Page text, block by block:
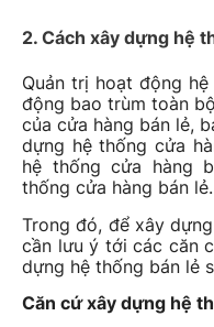
2. Cách xây dựng hệ
Quản trị hoạt động
động bao trùm toàn
của cửa hàng bán lẻ,
dựng hệ thống cửa
hệ thống cửa hàng
thống cửa hàng bán lẻ.
Trong đó, để xây
cần lưu ý tới các căn
dựng hệ thống bán lẻ
Căn cứ xây dựng hệ